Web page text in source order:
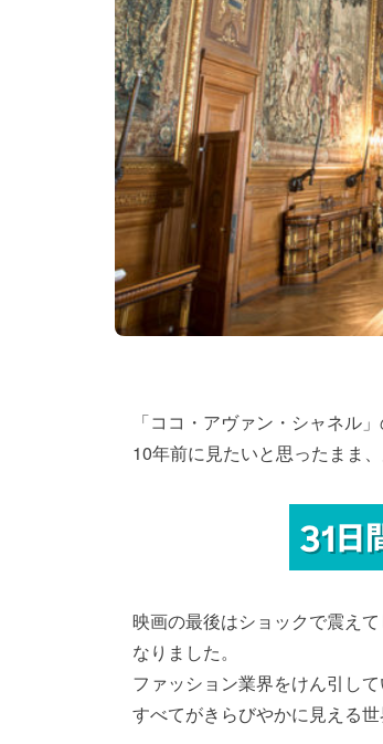
「ココ・アヴァン・シャネル
10年前に見たいと思ったまま
映画の最後はショックで震え
なりました。
ファッション業界をけん引し
すべてがきらびやかに見える